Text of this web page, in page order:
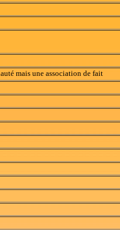
mais une association de fait